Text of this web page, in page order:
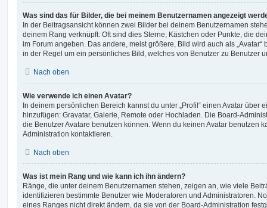
Was sind das für Bilder, die bei meinem Benutzernamen angezeigt
In der Beitragsansicht können zwei Bilder bei deinem Benutzernamen
deinem Rang verknüpft: Oft sind dies Sterne, Kästchen oder Punkte, die
im Forum angeben. Das andere, meist größere, Bild wird auch als
in der Regel um ein persönliches Bild, welches von Benutzer zu Benutzer
Nach oben
Wie verwende ich einen Avatar?
In deinem persönlichen Bereich kannst du unter „Profil“ einen Avatar über
hinzufügen: Gravatar, Galerie, Remote oder Hochladen. Die Board-
die Benutzer Avatare benutzen können. Wenn du keinen Avatar benutzen
Administration kontaktieren.
Nach oben
Was ist mein Rang und wie kann ich ihn ändern?
Ränge, die unter deinem Benutzernamen stehen, zeigen an, wie viele
identifizieren bestimmte Benutzer wie Moderatoren und Administratoren.
eines Ranges nicht direkt ändern, da sie von der Board-Administration